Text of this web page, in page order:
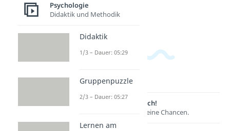
Lernen lohnt sich!
Entdecke hier deine Chancen.
Psychologie
Didaktik und Methodik
Didaktik
1/3 – Dauer: 05:29
Gruppenpuzzle
2/3 – Dauer: 05:27
Lernen am